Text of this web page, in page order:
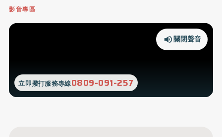
影音專區
立即撥打服務專線0809-091-257
關閉聲音